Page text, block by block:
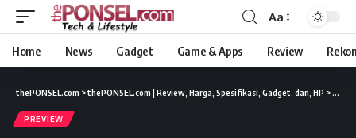
Aa
Home News Gadget Game & Apps Review
thePONSEL.com >thePONSEL.com | Review, Harga, Spesifikasi, Gadget, dan, HP >
PREVIEW